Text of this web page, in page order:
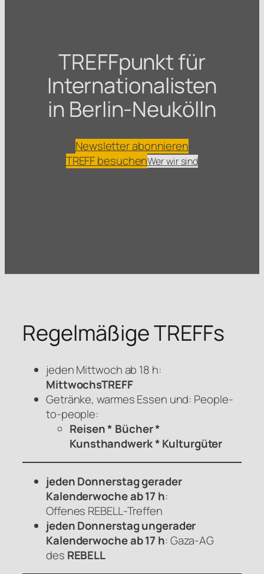
TREFFpunkt für
Internationalisten
in Berlin-Neukölln
Newsletter abonnieren
TREFF besuchenWer wir sind
Regelmäßige TREFFs
jeden Mittwoch ab 18 h:
MittwochsTREFF
Getränke, warmes Essen und: People-
to-people:
Reisen * Bücher *
Kunsthandwerk * Kulturgüter
jeden Donnerstag gerader
Kalenderwoche ab 17 h:
Offenes REBELL-Treffen
jeden Donnerstag ungerader
Kalenderwoche ab 17 h: Gaza-AG
des REBELL